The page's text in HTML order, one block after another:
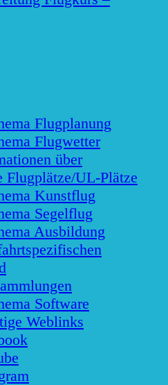
Flugplanung
Flugwetter
über
Flugplätze/UL-Plätze
Kunstflug
Segelflug
Ausbildung
Software
Weblinks